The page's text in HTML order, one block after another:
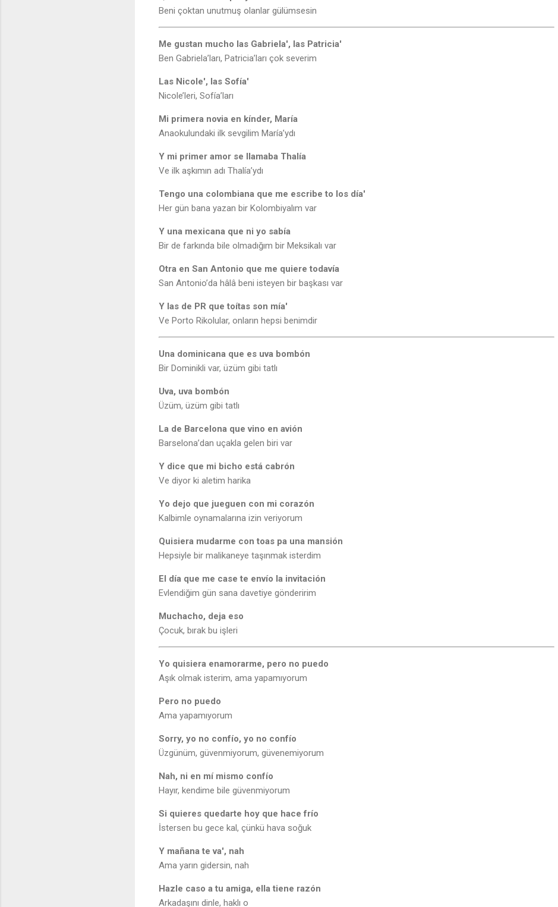
Beni çoktan unutmuş olanlar gülümsesin
Me gustan mucho las Gabriela', las Patricia'
Ben Gabriela’ları, Patricia’ları çok severim
Las Nicole', las Sofía'
Nicole’leri, Sofía’ları
Mi primera novia en kínder, María
Anaokulundaki ilk sevgilim María’ydı
Y mi primer amor se llamaba Thalía
Ve ilk aşkımın adı Thalía’ydı
Tengo una colombiana que me escribe to los día'
Her gün bana yazan bir Kolombiyalım var
Y una mexicana que ni yo sabía
Bir de farkında bile olmadığım bir Meksikalı var
Otra en San Antonio que me quiere todavía
San Antonio’da hâlâ beni isteyen bir başkası var
Y las de PR que toítas son mía'
Ve Porto Rikolular, onların hepsi benimdir
Una dominicana que es uva bombón
Bir Dominikli var, üzüm gibi tatlı
Uva, uva bombón
Üzüm, üzüm gibi tatlı
La de Barcelona que vino en avión
Barselona’dan uçakla gelen biri var
Y dice que mi bicho está cabrón
Ve diyor ki aletim harika
Yo dejo que jueguen con mi corazón
Kalbimle oynamalarına izin veriyorum
Quisiera mudarme con toas pa una mansión
Hepsiyle bir malikaneye taşınmak isterdim
El día que me case te envío la invitación
Evlendiğim gün sana davetiye gönderirim
Muchacho, deja eso
Çocuk, bırak bu işleri
Yo quisiera enamorarme, pero no puedo
Aşık olmak isterim, ama yapamıyorum
Pero no puedo
Ama yapamıyorum
Sorry, yo no confío, yo no confío
Üzgünüm, güvenmiyorum, güvenemiyorum
Nah, ni en mí mismo confío
Hayır, kendime bile güvenmiyorum
Si quieres quedarte hoy que hace frío
İstersen bu gece kal, çünkü hava soğuk
Y mañana te va', nah
Ama yarın gidersin, nah
Hazle caso a tu amiga, ella tiene razón
Arkadaşını dinle, haklı o